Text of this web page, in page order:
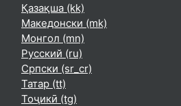
Қазақша ‎(kk)‎
Македонски ‎(mk)‎
Монгол ‎(mn)‎
Русский ‎(ru)‎
Српски ‎(sr_cr)‎
Татар ‎(tt)‎
Тоҷикӣ ‎(tg)‎